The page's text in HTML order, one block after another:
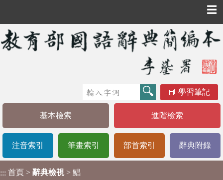
☰
學習筆記
基本檢索 進階檢索
注音索引 筆畫索引 部首索引 辭典附錄
::: 首頁 > 辭典檢視 > 鯧